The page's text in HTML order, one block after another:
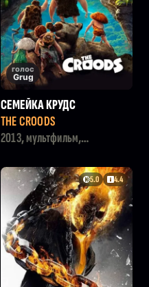
голос
Grug
СЕМЕЙКА КРУДС
THE CROODS
2013, мультфильм,
комедия
5.0 4.4